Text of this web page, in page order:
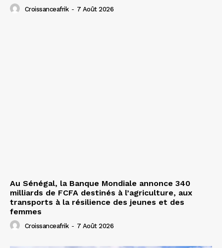
Croissanceafrik - 7 Août 2026
Au Sénégal, la Banque Mondiale annonce 340
milliards de FCFA destinés à l’agriculture, aux
transports à la résilience des jeunes et des
femmes
Croissanceafrik - 7 Août 2026